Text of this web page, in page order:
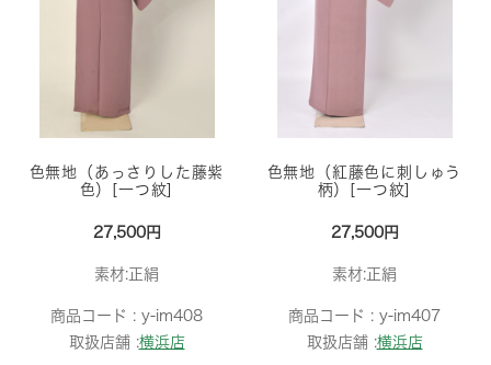
色無地（あっさりした藤紫
色）[一つ紋]
27,500円
素材:正絹
商品コード : y-im408
取扱店舗 :横浜店
色無地（紅藤色に刺しゅう
柄）[一つ紋]
27,500円
素材:正絹
商品コード : y-im407
取扱店舗 :横浜店